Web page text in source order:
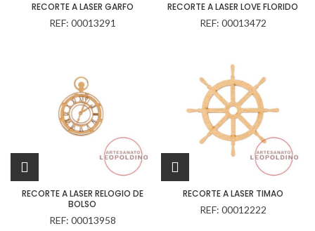
RECORTE A LASER GARFO
REF: 00013291
RECORTE A LASER LOVE FLORIDO
REF: 00013472
RECORTE A LASER RELOGIO DE
BOLSO
REF: 00013958
RECORTE A LASER TIMAO
REF: 00012222